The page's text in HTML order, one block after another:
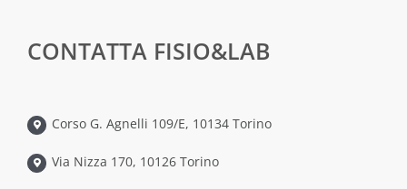
CONTATTA FISIO&LAB
Corso G. Agnelli 109/E, 10134 Torino
Via Nizza 170, 10126 Torino